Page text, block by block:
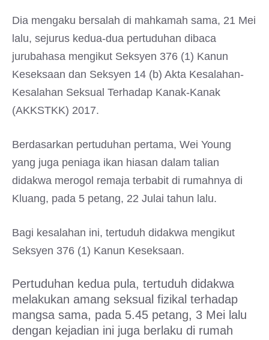
Dia mengaku bersalah di mahkamah sama, 21 Mei
lalu, sejurus kedua-dua pertuduhan dibaca
jurubahasa mengikut Seksyen 376 (1) Kanun
Keseksaan dan Seksyen 14 (b) Akta Kesalahan-
Kesalahan Seksual Terhadap Kanak-Kanak
(AKKSTKK) 2017.
Berdasarkan pertuduhan pertama, Wei Young
yang juga peniaga ikan hiasan dalam talian
didakwa merogol remaja terbabit di rumahnya di
Kluang, pada 5 petang, 22 Julai tahun lalu.
Bagi kesalahan ini, tertuduh didakwa mengikut
Seksyen 376 (1) Kanun Keseksaan.
Pertuduhan kedua pula, tertuduh didakwa
melakukan amang seksual fizikal terhadap
mangsa sama, pada 5.45 petang, 3 Mei lalu
dengan kejadian ini juga berlaku di rumah